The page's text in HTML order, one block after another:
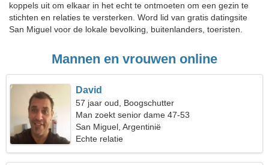
koppels uit om elkaar in het echt te ontmoeten om een gezin te
stichten en relaties te versterken. Word lid van gratis datingsite
San Miguel voor de lokale bevolking, buitenlanders, toeristen.
Mannen en vrouwen online
David
57 jaar oud, Boogschutter
Man zoekt senior dame 47-53
San Miguel, Argentinië
Echte relatie